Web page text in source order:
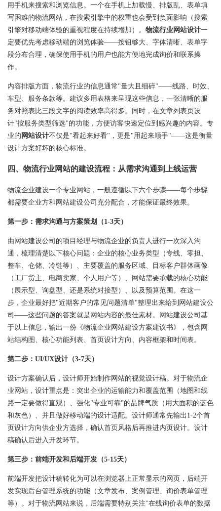
用手机来搜索和浏览信息。一个在手机上加载慢、排版乱、表单填
写困难的物流网站，在搜索引擎中的权重也会受到负面影响（搜索
引擎对移动端体验的重视程度在持续增加）。 物流行业网站设计一
定要优先考虑移动端的浏览体验——按钮够大、字体清晰、表单字
段分布合理，确保使用手机的用户也能方便地完成询价和联系操
作。
内容排版方面，物流行业的信息通常"量大且细碎"——线路、时效、
车型、服务条款等。建议多用表格来呈现这些信息，一张清晰的服
务对照表比三段文字的阅读效率高得多。同时，在文章列表页设
计"按服务类型筛选"的功能，方便访客快速定位到感兴趣的内容。专
业的 网站设计不仅是"看起来好看"，更是"用起来顺手"——这是衡量
设计方案好坏的核心标准。
四、物流行业网站的建设流程：从需求沟通到上线运营
物流企业建设一个专业网站，一般遵循以下六个步骤——每个步骤
都需要企业方和网站建设公司充分配合，才能保证最终效果。
第一步：需求沟通与方案策划（1-3天）
由网站建设公司的项目经理与物流企业的负责人进行一次深入沟
通，梳理清楚以下核心问题：企业的核心业务类型（专线、零担、
整车、仓储、冷链等）、主要覆盖的服务区域、目标客户群体画像
（工厂货主、电商卖家、个人用户等）、网站需要承载的核心功能
（展示型、询盘型、还是系统对接型）、以及预算范围。在这一
步，企业最好把"近期客户的常见问题清单"整理出来给到网站建设公
司——这些问题的答案就是网站内容的最佳素材。网站建设公司基
于以上信息，输出一份《物流企业网站建设方案建议书》，包含网
站结构图、核心功能列表、首页设计方向、内容框架和时间表。
第二步：UI/UX设计（3-7天）
设计方案确认后，设计师开始制作网站的视觉设计稿。对于物流企
业网站，设计重点是：突出企业的运输能力和覆盖范围（地图和线
路一定要做得直观）、强化"专业可靠"的品牌气质（用大面积的蓝色
和灰色）、并且做好移动端的设计适配。设计师通常先输出1-2个首
页设计方向供企业方选择，确认首页风格后再推进内页设计。设计
稿确认后进入开发环节。
第三步：前端开发和后端开发（5-15天）
前端开发把设计稿转化为可以在浏览器上正常显示的网页，后端开
发实现后台管理系统的功能（文章发布、案例管理、询价表单管理
等）。对于物流网站来说，后端需要特别关注"在线询价表单的数据